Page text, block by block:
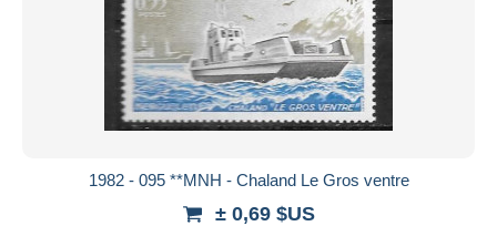
1982 - 095 **MNH - Chaland Le Gros ventre
± 0,69 $US